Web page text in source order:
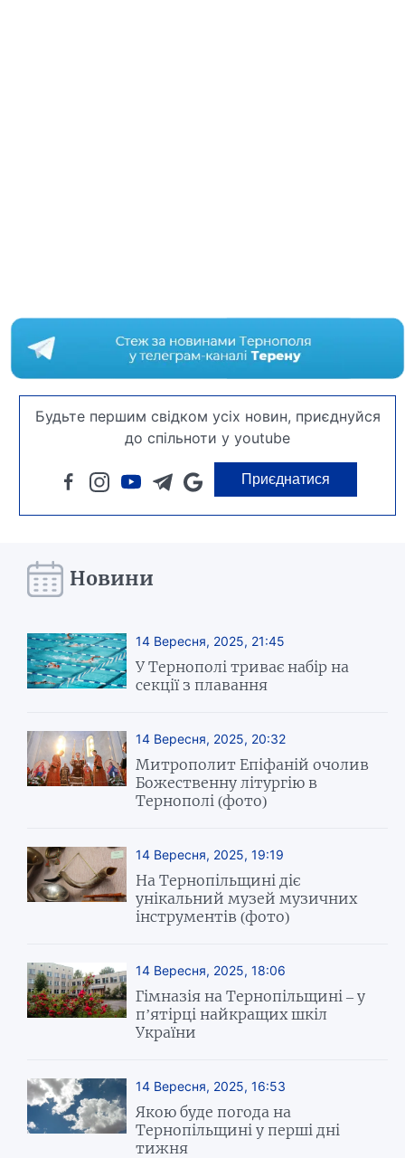
Будьте першим свідком усіх новин, приєднуйся
до спільноти у youtube
Приєднатися
Новини
14 Вересня, 2025, 21:45
У Тернополі триває набір на
секції з плавання
14 Вересня, 2025, 20:32
Митрополит Епіфаній очолив
Божественну літургію в
Тернополі (фото)
14 Вересня, 2025, 19:19
На Тернопільщині діє
унікальний музей музичних
інструментів (фото)
14 Вересня, 2025, 18:06
Гімназія на Тернопільщині – у
п’ятірці найкращих шкіл
України
14 Вересня, 2025, 16:53
Якою буде погода на
Тернопільщині у перші дні
тижня